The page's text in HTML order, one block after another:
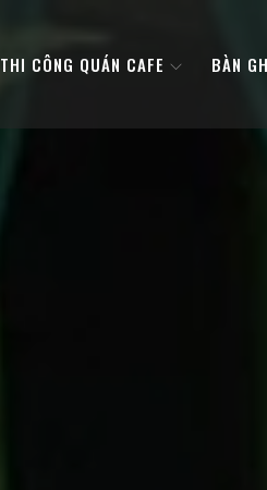
THI CÔNG QUÁN CAFE BÀN